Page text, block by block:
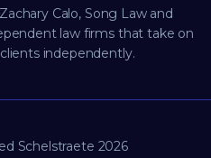
Calo, Song Law and
law firms that take on
independently.
Schelstraete 2026